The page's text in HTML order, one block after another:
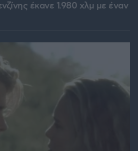
έκανε 1.980 χλμ με έναν